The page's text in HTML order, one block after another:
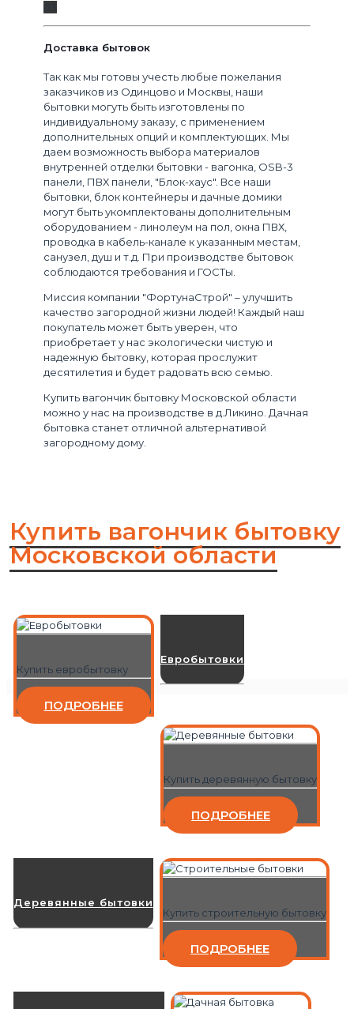
Доставка бытовок
Так как мы готовы учесть любые пожелания
заказчиков из Одинцово и Москвы, наши
бытовки могуть быть изготовлены по
индивидуальному заказу, с применением
дополнительных опций и комплектующих. Мы
даем возможность выбора материалов
внутренней отделки бытовки - вагонка, OSB-3
панели, ПВХ панели, "Блок-хаус". Все наши
бытовки, блок контейнеры и дачные домики
могут быть укомплектованы дополнительным
оборудованием - линолеум на пол, окна ПВХ,
проводка в кабель-канале к указанным местам,
санузел, душ и т.д. При производстве бытовок
соблюдаются требования и ГОСТы.
Миссия компании "ФортунаСтрой" – улучшить
качество загородной жизни людей! Каждый наш
покупатель может быть уверен, что
приобретает у нас экологически чистую и
надежную бытовку, которая прослужит
десятилетия и будет радовать всю семью.
Купить вагончик бытовку Московской области
можно у нас на производстве в д.Ликино. Дачная
бытовка станет отличной альтернативой
загородному дому.
Купить вагончик бытовку
Московской области
Купить евробытовку
ПОДРОБНЕЕ
Евробытовки
Купить деревянную бытовку
ПОДРОБНЕЕ
Деревянные бытовки
Купить строительную бытовку
ПОДРОБНЕЕ